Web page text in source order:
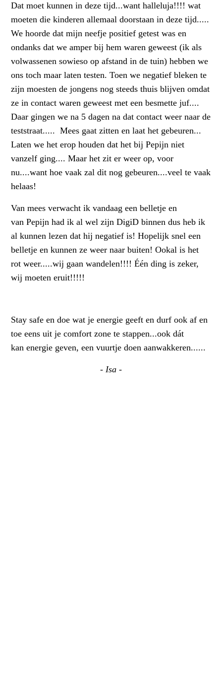
Dat moet kunnen in deze tijd...want halleluja!!!! wat
moeten die kinderen allemaal doorstaan in deze tijd.....
We hoorde dat mijn neefje positief getest was en
ondanks dat we amper bij hem waren geweest (ik als
volwassenen sowieso op afstand in de tuin) hebben we
ons toch maar laten testen. Toen we negatief bleken te
zijn moesten de jongens nog steeds thuis blijven omdat
ze in contact waren geweest met een besmette juf....
Daar gingen we na 5 dagen na dat contact weer naar de
teststraat..... Mees gaat zitten en laat het gebeuren...
Laten we het erop houden dat het bij Pepijn niet
vanzelf ging.... Maar het zit er weer op, voor
nu....want hoe vaak zal dit nog gebeuren....veel te vaak
helaas!
Van mees verwacht ik vandaag een belletje en
van Pepijn had ik al wel zijn DigiD binnen dus heb ik
al kunnen lezen dat hij negatief is! Hopelijk snel een
belletje en kunnen ze weer naar buiten! Ookal is het
rot weer.....wij gaan wandelen!!!! Één ding is zeker,
wij moeten eruit!!!!!
Stay safe en doe wat je energie geeft en durf ook af en
toe eens uit je comfort zone te stappen...ook dát
kan energie geven, een vuurtje doen aanwakkeren......
- Isa -